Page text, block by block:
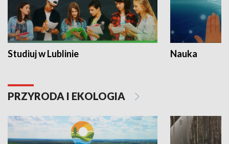
Studiuj w Lublinie Nauka
PRZYRODA I EKOLOGIA